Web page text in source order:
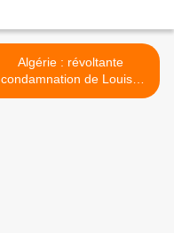
Algérie : révoltante
condamnation de Louisa
Hanoune >